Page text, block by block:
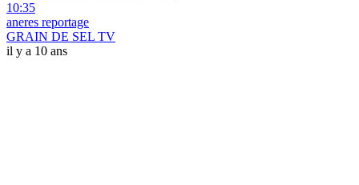
10:35
aneres reportage
GRAIN DE SEL TV
il y a 10 ans